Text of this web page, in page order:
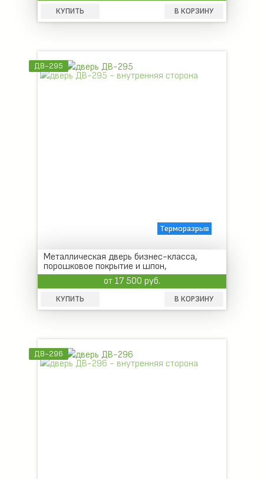
КУПИТЬ В КОРЗИНУ
ДВ-295
Терморазрыв
Металлическая дверь бизнес-класса,
порошковое покрытие и шпон,
трехконтурное уплотнение
от 17 500 руб.
КУПИТЬ В КОРЗИНУ
ДВ-296